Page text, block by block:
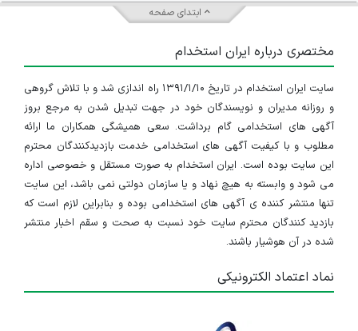
ابتدای صفحه
مختصری درباره ایران استخدام
سایت ایران استخدام در تاریخ ۱۳۹۱/۱/۱۰ راه اندازی شد و با تلاش گروهی
و روزانه مدیران و نویسندگان خود در جهت تبدیل شدن به مرجع بروز
آگهی های استخدامی گام برداشت. سعی همیشگی همکاران ما ارائه
مطلوب و با کیفیت آگهی های استخدامی خدمت بازدیدکنندگان محترم
این سایت بوده است. ایران استخدام به صورت مستقل و خصوصی اداره
می شود و وابسته به هیچ نهاد و یا سازمان دولتی نمی باشد، این سایت
تنها منتشر کننده ی آگهی های استخدامی بوده و بنابراین لازم است که
بازدید کنندگان محترم سایت خود نسبت به صحت و سقم اخبار منتشر
شده در آن هوشیار باشند.
نماد اعتماد الکترونیکی